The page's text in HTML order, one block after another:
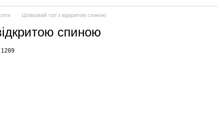
Шовковий топ з відкритою спиною
спиною
1289